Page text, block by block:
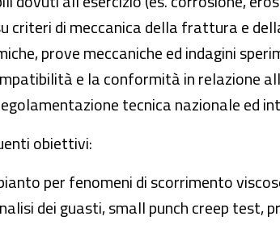
criteri di meccanica della frattura e
prove meccaniche ed indagini
e la conformità in relazione
tecnica nazionale ed
obiettivi:
per fenomeni di scorrimento
dei guasti, small punch creep test,